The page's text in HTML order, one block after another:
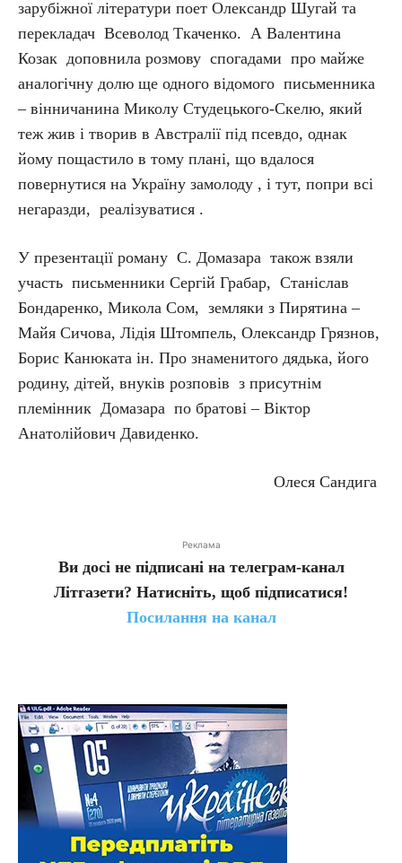
зарубіжної літератури поет Олександр Шугай та
перекладач Всеволод Ткаченко. А Валентина
Козак доповнила розмову спогадами про майже
аналогічну долю ще одного відомого письменника
– вінничанина Миколу Студецького-Скелю, який
теж жив і творив в Австралії під псевдо, однак
йому пощастило в тому плані, що вдалося
повернутися на Україну замолоду , і тут, попри всі
негаразди, реалізуватися .
У презентації роману С. Домазара також взяли
участь письменники Сергій Грабар, Станіслав
Бондаренко, Микола Сом, земляки з Пирятина –
Майя Сичова, Лідія Штомпель, Олександр Грязнов,
Борис Канюката ін. Про знаменитого дядька, його
родину, дітей, внуків розповів з присутнім
племінник Домазара по братові – Віктор
Анатолійович Давиденко.
Олеся Сандига
Реклама
Ви досі не підписані на телеграм-канал
Літгазети? Натисніть, щоб підписатися!
Посилання на канал